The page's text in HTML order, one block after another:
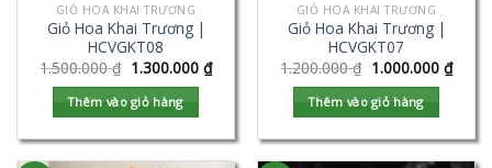
GIỎ HOA KHAI TRƯƠNG
Giỏ Hoa Khai Trương |
HCVGKT08
1.500.000₫ 1.300.000 ₫
Thêm vào giỏ hàng
GIỎ HOA KHAI TRƯƠNG
Giỏ Hoa Khai Trương |
HCVGKT07
1.200.000₫ 1.000.000 ₫
Thêm vào giỏ hàng